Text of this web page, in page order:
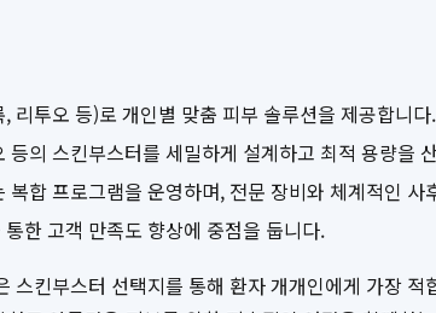
투오 등)로 개인별 맞춤 피부 솔루션을 제공합니다.
의 스킨부스터를 세밀하게 설계하고 최적 용량을
합 프로그램을 운영하며, 전문 장비와 체계적인 사
한 고객 만족도 향상에 중점을 둡니다.
킨부스터 선택지를 통해 환자 개개인에게 가장